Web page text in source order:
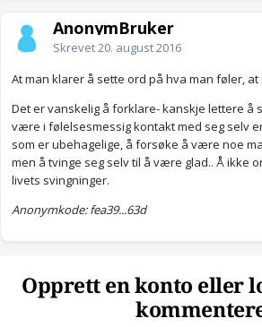
AnonymBruker
Skrevet20. august 2016
At man klarer å sette ord på hva man føler,
Det er vanskelig å forklare- kanskje lettere å
være i følelsesmessig kontakt med seg selv
som er ubehagelige, å forsøke å være noe
men å tvinge seg selv til å være glad.. Å ikke
livets svingninger.
Anonymkode: fea39...63d
Opprett en konto eller